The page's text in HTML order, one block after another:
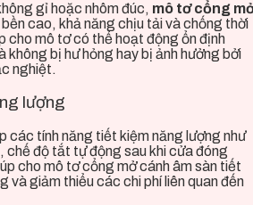
gỉ hoặc nhôm đúc, mô tơ cổng
cao, khả năng chịu tải và chống thời
cho mô tơ có thể hoạt động ổn định
không bị hư hỏng hay bị ảnh hưởng bởi
nghiệt.
lượng
các tính năng tiết kiệm năng lượng như
chế độ tắt tự động sau khi cửa đóng
cho mô tơ cổng mở cánh âm sàn tiết
và giảm thiểu các chi phí liên quan đến